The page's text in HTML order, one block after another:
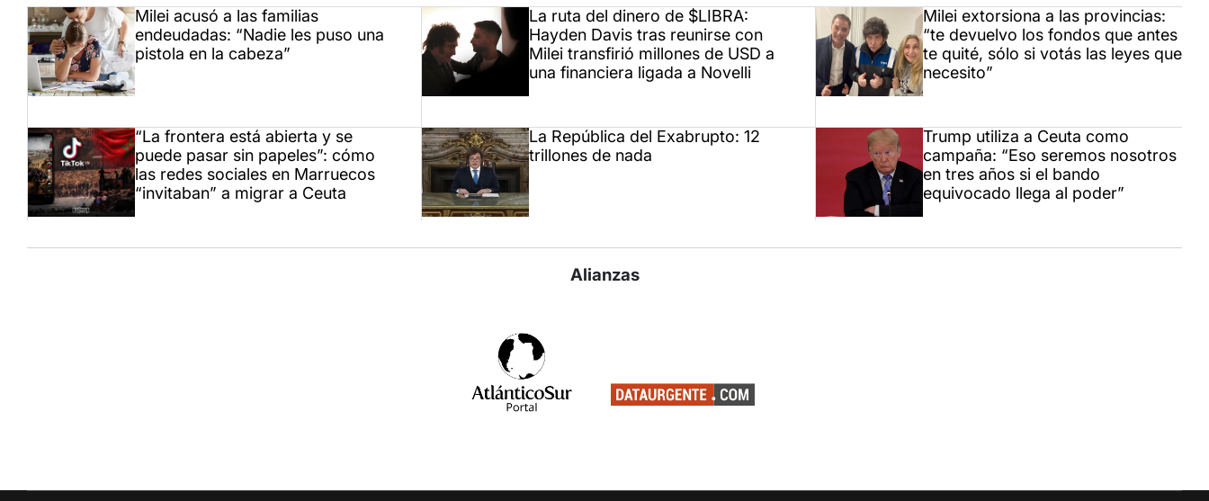
Milei acusó a las familias
endeudadas: “Nadie les puso una
pistola en la cabeza”
La ruta del dinero de $LIBRA:
Hayden Davis tras reunirse con
Milei transfirió millones de USD a
una financiera ligada a Novelli
Milei extorsiona a las provincias:
“te devuelvo los fondos que antes
te quité, sólo si votás las leyes que
necesito”
“La frontera está abierta y se
puede pasar sin papeles”: cómo
las redes sociales en Marruecos
“invitaban” a migrar a Ceuta
La República del Exabrupto: 12
trillones de nada
Trump utiliza a Ceuta como
campaña: “Eso seremos nosotros
en tres años si el bando
equivocado llega al poder”
Alianzas